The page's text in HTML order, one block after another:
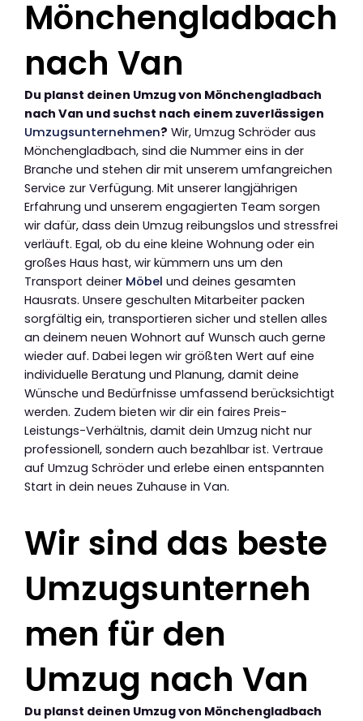
Mönchengladbach
nach Van
Du planst deinen Umzug von Mönchengladbach
nach Van und suchst nach einem zuverlässigen
Umzugsunternehmen? Wir, Umzug Schröder aus
Mönchengladbach, sind die Nummer eins in der
Branche und stehen dir mit unserem umfangreichen
Service zur Verfügung. Mit unserer langjährigen
Erfahrung und unserem engagierten Team sorgen
wir dafür, dass dein Umzug reibungslos und stressfrei
verläuft. Egal, ob du eine kleine Wohnung oder ein
großes Haus hast, wir kümmern uns um den
Transport deiner Möbel und deines gesamten
Hausrats. Unsere geschulten Mitarbeiter packen
sorgfältig ein, transportieren sicher und stellen alles
an deinem neuen Wohnort auf Wunsch auch gerne
wieder auf. Dabei legen wir größten Wert auf eine
individuelle Beratung und Planung, damit deine
Wünsche und Bedürfnisse umfassend berücksichtigt
werden. Zudem bieten wir dir ein faires Preis-
Leistungs-Verhältnis, damit dein Umzug nicht nur
professionell, sondern auch bezahlbar ist. Vertraue
auf Umzug Schröder und erlebe einen entspannten
Start in dein neues Zuhause in Van.
Wir sind das beste
Umzugsunterneh
men für den
Umzug nach Van
Du planst deinen Umzug von Mönchengladbach